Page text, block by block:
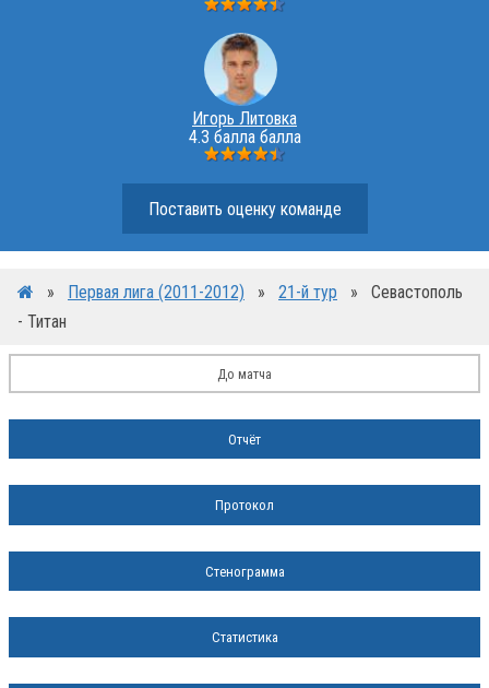
Игорь Литовка
4.3 балла балла
Поставить оценку команде
» Первая лига (2011-2012) » 21-й тур »
Севастополь
- Титан
До матча
Отчёт
Протокол
Стенограмма
Статистика